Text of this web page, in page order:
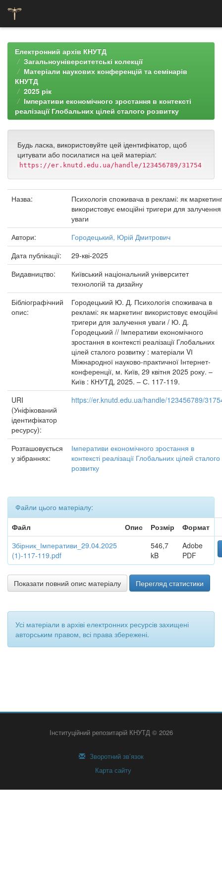
navigationЕлектронний архів КНУТД
Загальноуніверситетські колекції
Матеріали наукових конференцій та семінарів
КНУТД
2025 рік
Імперативи економічного зростання в контексті
реалізації Глобальних цілей сталого розвитку
Будь ласка, використовуйте цей ідентифікатор, щоб
цитувати або посилатися на цей матеріал:
https://er.knutd.edu.ua/handle/123456789/31754
Назва:
Психологія споживача в рекламі: як маркетинг
використовує емоційні тригери для залучення
уваги
Автори:
Городецький, Юрій Дмитрович
Дата публікації:
29-кві-2025
Видавництво:
Київський національний університет
технологій та дизайну
Бібліографічний
опис:
Городецький Ю. Д. Психологія споживача в
рекламі: як маркетинг використовує емоційні
тригери для залучення уваги / Ю. Д.
Городецький // Імперативи економічного
зростання в контексті реалізації Глобальних
цілей сталого розвитку : матеріали VІ
Міжнародної науково-практичної Інтернет-
конференції, м. Київ, 29 квітня 2025 року. –
Київ : КНУТД, 2025. – С. 117-119.
URI
(Уніфікований
ідентифікатор
ресурсу):
https://er.knutd.edu.ua/handle/123456789/
Розташовується
у зібраннях:
Імперативи економічного зростання в
контексті реалізації Глобальних цілей сталого
розвитку
Файли цього матеріалу:
Файл
Опис Розмір
Формат
Збірник_Імперативи_29.04.2025
(1)-117-119.pdf
546,7
kB
Adobe
PDF
Показати повний опис матеріалу Перегляд статистики
Усі матеріали в архіві електронних ресурсів захищені
авторським правом, всі права збережені.
Інституційний репозитарій КНУТД © 2026
Зворотний зв’язок
Карта сайту